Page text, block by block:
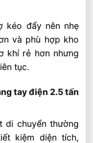
kéo đẩy nên nhẹ
và phù hợp kho
khí rẻ hơn nhưng
tục.
tay điện 2.5 tấn
di chuyển thường
kiệm diện tích,